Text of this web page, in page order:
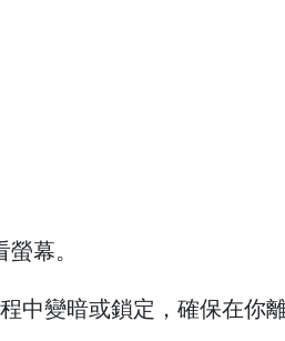
幕。
中變暗或鎖定，確保在你